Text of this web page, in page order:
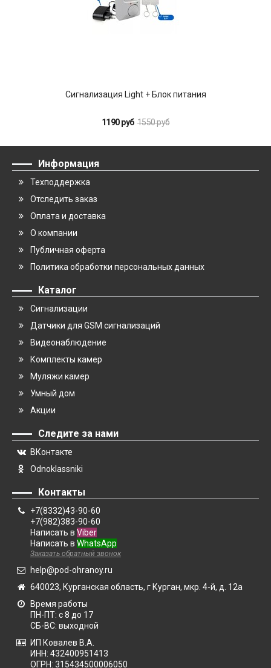
Сигнализация Light + Блок питания
1190 руб 1550 руб
Информация
Техподдержка
Отследить заказ
Оплата и доставка
О компании
Публичная оферта
Политика обработки персональных данных
Каталог
Сигнализации
Датчики для GSM сигнализаций
Видеонаблюдение
Комплекты камер
Муляжи камер
Умный дом
Акции
Следите за нами
ВКонтакте
Odnoklassniki
Контакты
+7(8332)43-90-60
+7(982)383-90-60
Написать в Viber
Написать в WhatsApp
Заказать обратный звонок
help@pod-ohranoy.ru
640023, Курганская область, г Курган, мкр. 4-й, д. 12а
Время работы
ПН-ПТ: с 8 до 17
СБ-ВС: выходной
ИП Ковалев В.А.
ИНН: 432400951413
ОГРН: 315434500006050